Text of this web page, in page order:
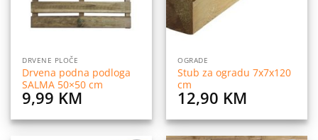
DRVENE PLOČE
Drvena podna podloga
SALMA 50×50 cm
9,99 KM
OGRADE
Stub za ogradu 7x7x120
cm
12,90 KM